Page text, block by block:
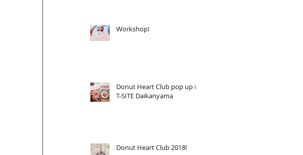
Workshop!
Donut Heart Club pop up in
T-SITE Daikanyama
Donut Heart Club 2018!